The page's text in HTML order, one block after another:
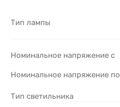
Тип лампы
Номинальное напряжение с
Номинальное напряжение по
Тип светильника